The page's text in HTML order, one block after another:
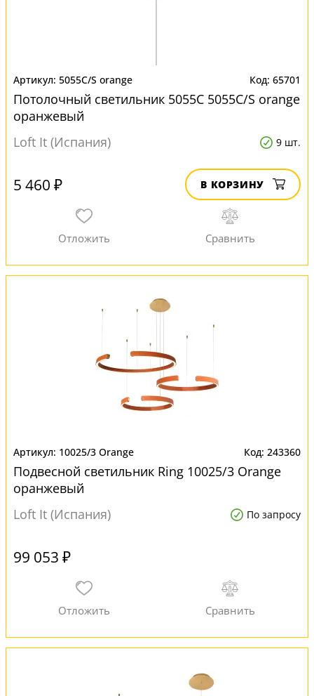
5055C/S orange 65701
Потолочный светильник 5055C 5055C/S orange
оранжевый
Loft It (Испания)
9 шт.
5 460 ₽ В КОРЗИНУ
10025/3 Orange 243360
Подвесной светильник Ring 10025/3 Orange
оранжевый
Loft It (Испания)
По запросу
99 053 ₽